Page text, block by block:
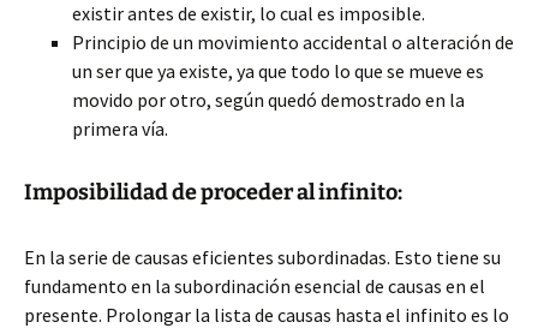
existir antes de existir, lo cual es imposible.
Principio de un movimiento accidental o alteración de
un ser que ya existe, ya que todo lo que se mueve es
movido por otro, según quedó demostrado en la
primera vía.
Imposibilidad de proceder al infinito:
En la serie de causas eficientes subordinadas. Esto tiene su
fundamento en la subordinación esencial de causas en el
presente. Prolongar la lista de causas hasta el infinito es lo